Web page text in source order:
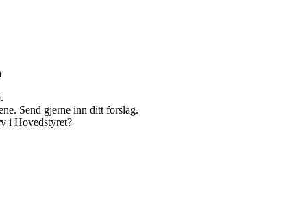
Send gjerne inn ditt forslag.
i Hovedstyret?